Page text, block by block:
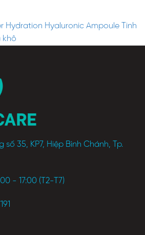
Hydration Hyaluronic Ampoule Tinh
khô
số 35, KP7, Hiệp Bình Chánh, Tp.
- 17:00 (T2-T7)